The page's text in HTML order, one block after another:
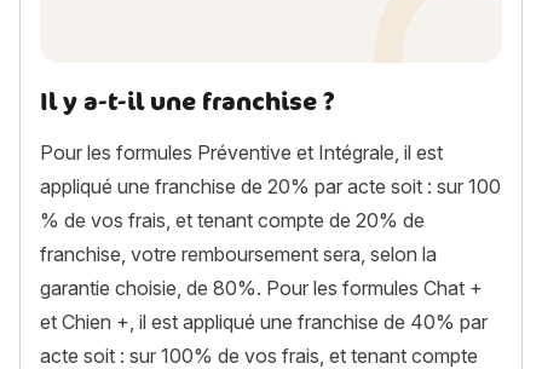
Il y a-t-il une franchise ?
Pour les formules Préventive et Intégrale, il est
appliqué une franchise de 20% par acte soit : sur 100
% de vos frais, et tenant compte de 20% de
franchise, votre remboursement sera, selon la
garantie choisie, de 80%. Pour les formules Chat +
et Chien +, il est appliqué une franchise de 40% par
acte soit : sur 100% de vos frais, et tenant compte